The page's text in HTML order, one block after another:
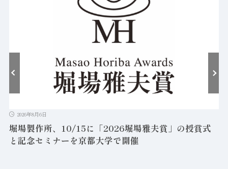
2026年8月6日
堀場製作所、10/15に「2026堀場雅夫賞」の授賞式
と記念セミナーを京都大学で開催